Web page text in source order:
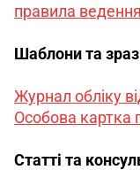
правила
Шаблони та
Журнал обліку
Особова картка
Статті та